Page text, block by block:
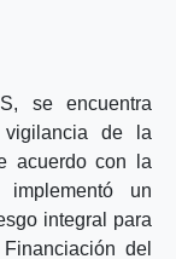
se encuentra
vigilancia de la
acuerdo con la
un
integral para
del